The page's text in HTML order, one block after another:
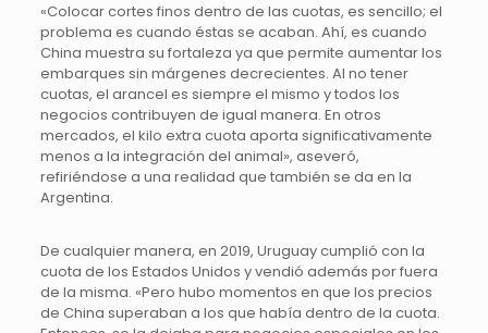
«Colocar cortes finos dentro de las cuotas, es sencillo; el
problema es cuando éstas se acaban. Ahí, es cuando
China muestra su fortaleza ya que permite aumentar los
embarques sin márgenes decrecientes. Al no tener
cuotas, el arancel es siempre el mismo y todos los
negocios contribuyen de igual manera. En otros
mercados, el kilo extra cuota aporta significativamente
menos a la integración del animal», aseveró,
refiriéndose a una realidad que también se da en la
Argentina.
De cualquier manera, en 2019, Uruguay cumplió con la
cuota de los Estados Unidos y vendió además por fuera
de la misma. «Pero hubo momentos en que los precios
de China superaban a los que había dentro de la cuota.